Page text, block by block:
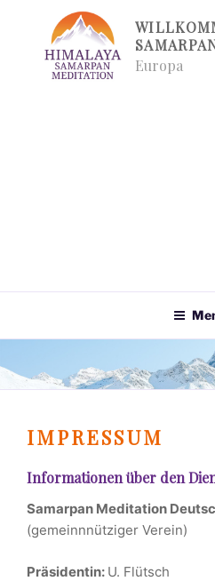
springen
Europa
IMPRESSUM
Informationen über den
Samarpan Meditation
(gemeinnnütziger Verein)
Präsidentin: U. Flütsch